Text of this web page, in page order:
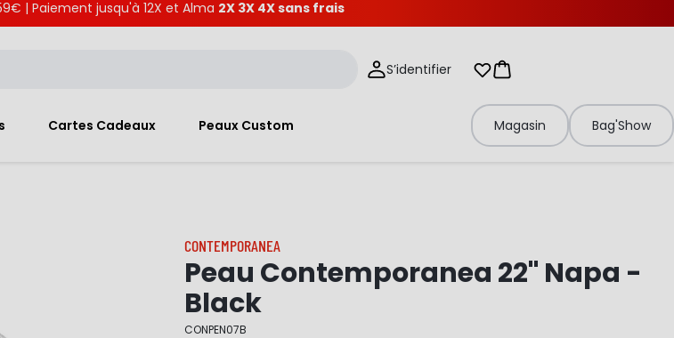
| Paiement jusqu'à 12X et Alma 2X 3X 4X sans frais
S’identifier Mes listes d'envies
Panier
Cartes Cadeaux Peaux Custom Magasin Bag'Show
CONTEMPORANEA
Peau Contemporanea 22" Napa -
Black
CONPEN07B